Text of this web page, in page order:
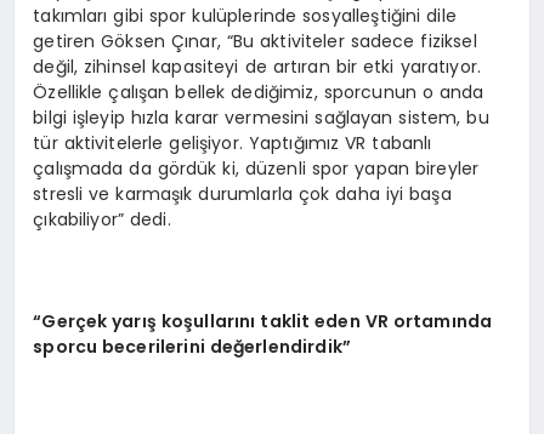
takımları gibi spor kulüplerinde sosyalleştiğini dile
getiren Göksen Çınar, “Bu aktiviteler sadece fiziksel
değil, zihinsel kapasiteyi de artıran bir etki yaratıyor.
Özellikle çalışan bellek dediğimiz, sporcunun o anda
bilgi işleyip hızla karar vermesini sağlayan sistem, bu
tür aktivitelerle gelişiyor. Yaptığımız VR tabanlı
çalışmada da gördük ki, düzenli spor yapan bireyler
stresli ve karmaşık durumlarla çok daha iyi başa
çıkabiliyor” dedi.
“Gerçek yarış koşullarını taklit eden VR ortamında
sporcu becerilerini değerlendirdik”